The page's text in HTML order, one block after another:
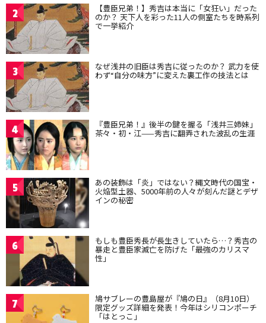
2 【豊臣兄弟！】秀吉は本当に「女狂い」だった
のか？ 天下人を彩った11人の側室たちを時系列
で一挙紹介
3 なぜ浅井の旧臣は秀吉に従ったのか？ 武力を使
わず“自分の味方”に変えた裏工作の技法とは
4 『豊臣兄弟！』後半の鍵を握る「浅井三姉妹」
茶々・初・江——秀吉に翻弄された波乱の生涯
5 あの装飾は「炎」ではない？縄文時代の国宝・
火焔型土器、5000年前の人々が刻んだ謎とデザ
インの秘密
6 もしも豊臣秀長が長生きしていたら…？秀吉の
暴走と豊臣家滅亡を防げた「最強のカリスマ
性」
7 鳩サブレーの豊島屋が『鳩の日』（8月10日）
限定グッズ詳細を発表！今年はシリコンポーチ
「はとっこ」